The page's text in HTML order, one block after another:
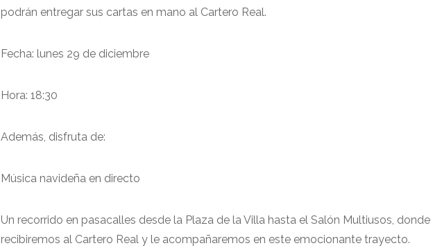
podrán entregar sus cartas en mano al Cartero Real.
Fecha: lunes 29 de diciembre
Hora: 18:30
Además, disfruta de:
Música navideña en directo
Un recorrido en pasacalles desde la Plaza de la Villa hasta el Salón Multiusos, donde
recibiremos al Cartero Real y le acompañaremos en este emocionante trayecto.